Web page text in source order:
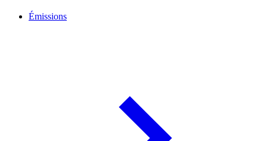
Émissions